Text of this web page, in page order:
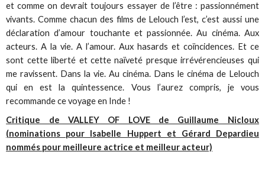
et comme on devrait toujours essayer de l’être : passionnément
vivants. Comme chacun des films de Lelouch l’est, c’est aussi une
déclaration d’amour touchante et passionnée. Au cinéma. Aux
acteurs. A la vie. A l’amour. Aux hasards et coïncidences. Et ce
sont cette liberté et cette naïveté presque irrévérencieuses qui
me ravissent. Dans la vie. Au cinéma. Dans le cinéma de Lelouch
qui en est la quintessence. Vous l’aurez compris, je vous
recommande ce voyage en Inde !
Critique de VALLEY OF LOVE de Guillaume Nicloux
(nominations pour Isabelle Huppert et Gérard Depardieu
nommés pour meilleure actrice et meilleur acteur)